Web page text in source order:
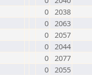
0 2038
0 2063
0 2057
0 2044
0 2077
0 2055